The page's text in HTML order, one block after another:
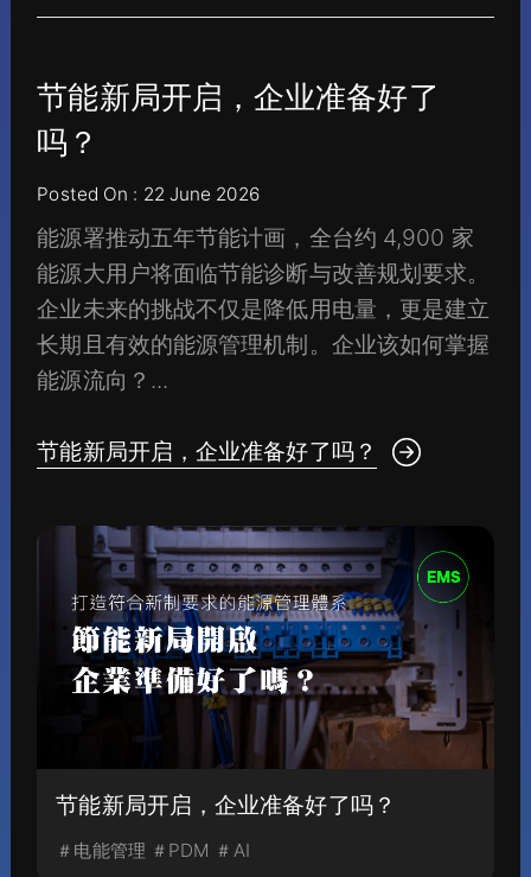
节能新局开启，企业准备好了
吗？
Posted On : 22 June 2026
能源署推动五年节能计画，全台约 4,900 家
能源大用户将面临节能诊断与改善规划要求。
企业未来的挑战不仅是降低用电量，更是建立
长期且有效的能源管理机制。企业该如何掌握
能源流向？...
节能新局开启，企业准备好了吗？
节能新局开启，企业准备好了吗？
＃电能管理 ＃PDM ＃AI